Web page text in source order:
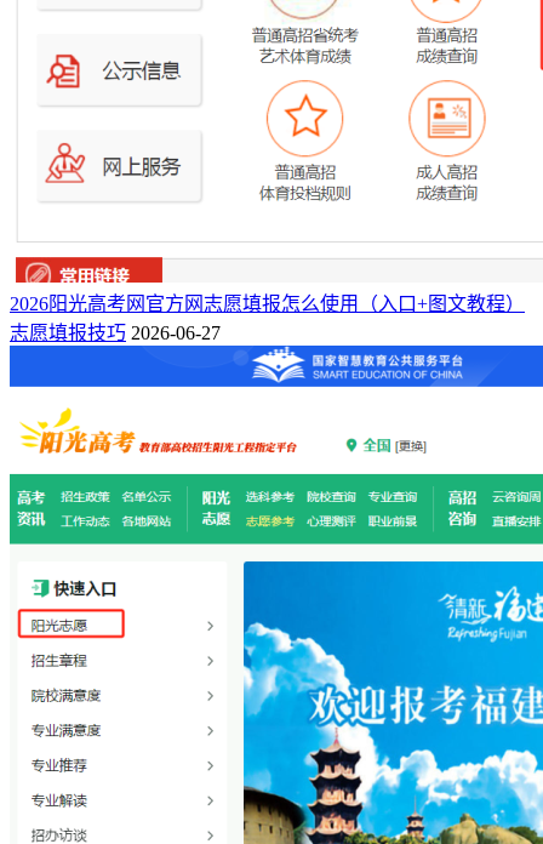
2026阳光高考网官方网志愿填报怎么使用（入口+图文教程）
志愿填报技巧 2026-06-27